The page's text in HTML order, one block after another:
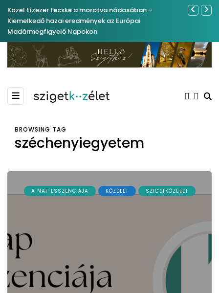
Közel tízezer fecske a morotva nádasában –
Kiemelkedő hazai eredmények az Európai
Madármegfigyelő Napokon
Év
BROWSING TAG
széchenyiegyetem
A NAP ESSZENCIÁJA KÖZÉLET SZIGETKÖZÉLET